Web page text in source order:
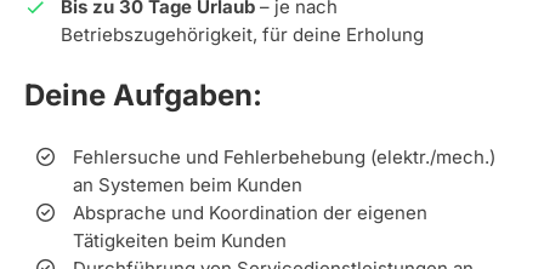
Bis zu 30 Tage Urlaub – je nach
Betriebszugehörigkeit, für deine Erholung
Deine Aufgaben:
Fehlersuche und Fehlerbehebung (elektr./mech.)
an Systemen beim Kunden
Absprache und Koordination der eigenen
Tätigkeiten beim Kunden